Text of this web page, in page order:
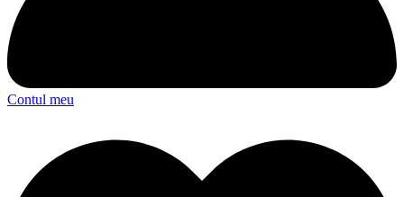
Contul meu